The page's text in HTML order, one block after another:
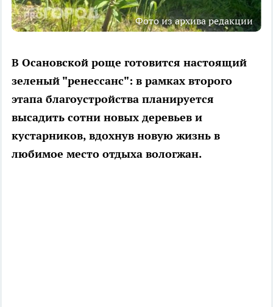
Фото из архива редакции
В Осановской роще готовится настоящий
зеленый "ренессанс": в рамках второго
этапа благоустройства планируется
высадить сотни новых деревьев и
кустарников, вдохнув новую жизнь в
любимое место отдыха вологжан.